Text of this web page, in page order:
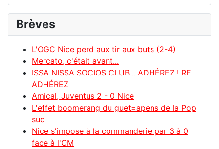
Brèves
L'OGC Nice perd aux tir aux buts (2-4)
Mercato, c'était avant...
ISSA NISSA SOCIOS CLUB... ADHÉREZ ! RE
ADHÉREZ
Amical, Juventus 2 - 0 Nice
L'effet boomerang du guet=apens de la Pop
sud
Nice s'impose à la commanderie par 3 à 0
face à l'OM